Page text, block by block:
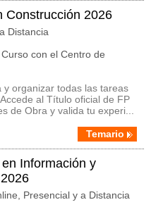
Construcción 2026
Distancia
con el Centro de
organizar todas las tareas
al Título oficial de FP
de Obra y valida tu experi...
Temario
Información y
Presencial y a Distancia